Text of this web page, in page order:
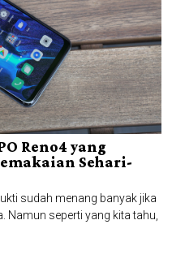
Reno4 yang
Sehari-
sudah menang banyak jika
Namun seperti yang kita tahu,